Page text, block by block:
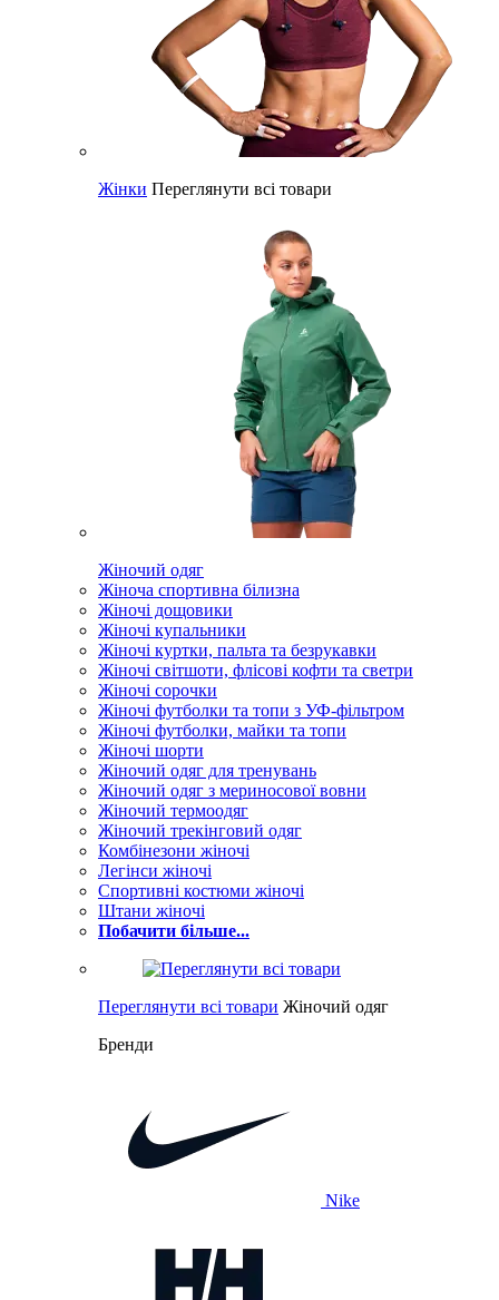
Жінки Переглянути всі товари
Жіночий одяг
Жіноча спортивна білизна
Жіночі дощовики
Жіночі купальники
Жіночі куртки, пальта та безрукавки
Жіночі світшоти, флісові кофти та светри
Жіночі сорочки
Жіночі футболки та топи з УФ-фільтром
Жіночі футболки, майки та топи
Жіночі шорти
Жіночий одяг для тренувань
Жіночий одяг з мериносової вовни
Жіночий термоодяг
Жіночий трекінговий одяг
Комбінезони жіночі
Легінси жіночі
Спортивні костюми жіночі
Штани жіночі
Побачити більше...
Переглянути всі товари Жіночий одяг
Бренди
Nike